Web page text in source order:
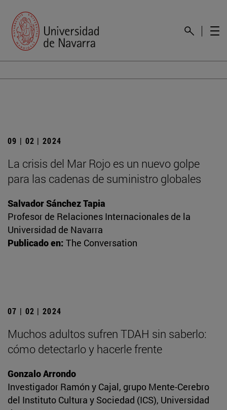
09 | 02 | 2024
La crisis del Mar Rojo es un nuevo golpe
para las cadenas de suministro globales
Salvador Sánchez Tapia
Profesor de Relaciones Internacionales de la
Universidad de Navarra
Publicado en: The Conversation
07 | 02 | 2024
Muchos adultos sufren TDAH sin saberlo:
cómo detectarlo y hacerle frente
Gonzalo Arrondo
Investigador Ramón y Cajal, grupo Mente-Cerebro
del Instituto Cultura y Sociedad (ICS), Universidad